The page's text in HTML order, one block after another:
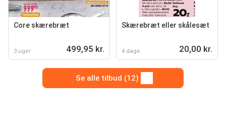
Core skærebræt
3 uger 499,95 kr.
Skærebræt eller skålesæt
4 dage 20,00 kr.
Se alle tilbud (12)